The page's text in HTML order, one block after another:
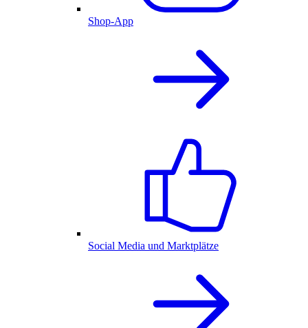
Shop-App
Social Media und Marktplätze